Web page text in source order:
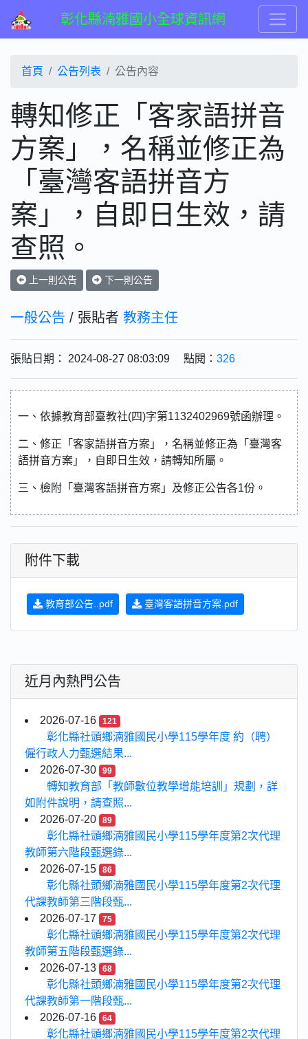
彰化縣湳雅國小全球資訊網
首頁 公告列表 公告內容
轉知修正「客家語拼音
方案」，名稱並修正為
「臺灣客語拼音方
案」，自即日生效，請
查照。
上一則公告 下一則公告
一般公告 / 張貼者 教務主任
張貼日期： 2024-08-27 08:03:09 點閱： 326
一、依據教育部臺教社(四)字第1132402969號函辦理。
二、修正「客家語拼音方案」，名稱並修正為「臺灣客
語拼音方案」，自即日生效，請轉知所屬。
三、檢附「臺灣客語拼音方案」及修正公告各1份。
附件下載
教育部公告..pdf 臺灣客語拼音方案.pdf
近月內熱門公告
2026-07-16 121
彰化縣社頭鄉湳雅國民小學115學年度 約（聘）
僱行政人力甄選結果...
2026-07-30
99
轉知教育部「教師數位教學增能培訓」規劃，詳
如附件說明，請查照...
2026-07-20
89
彰化縣社頭鄉湳雅國民小學115學年度第2次代理
教師第六階段甄選錄...
2026-07-15
86
彰化縣社頭鄉湳雅國民小學115學年度第2次代理
代課教師第三階段甄...
2026-07-17
75
彰化縣社頭鄉湳雅國民小學115學年度第2次代理
教師第五階段甄選錄...
2026-07-13
68
彰化縣社頭鄉湳雅國民小學115學年度第2次代理
代課教師第一階段甄...
2026-07-16
64
彰化縣社頭鄉湳雅國民小學115學年度第2次代理